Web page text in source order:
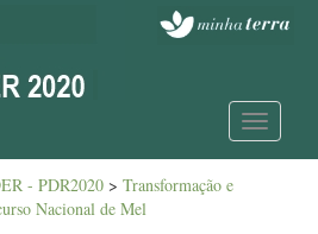
Toggle
- PDR2020 > Transformação e
Nacional de Mel